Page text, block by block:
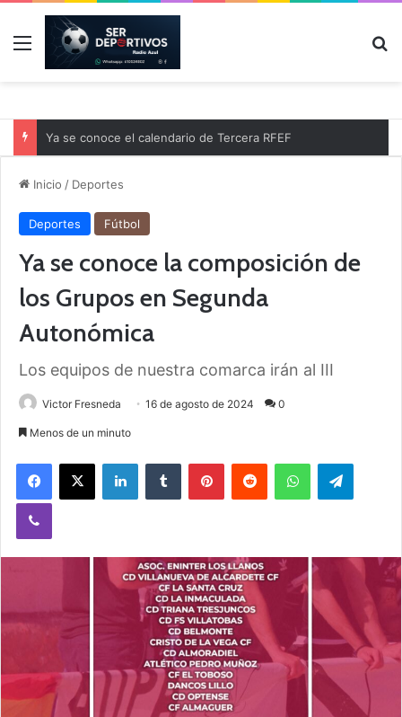
Menú
Ya se conoce el calendario de Tercera RFEF
Inicio / Deportes
Deportes Fútbol
Ya se conoce la composición de
los Grupos en Segunda
Autonómica
Los equipos de nuestra comarca irán al III
Victor Fresneda 16 de agosto de 2024 0
Menos de un minuto